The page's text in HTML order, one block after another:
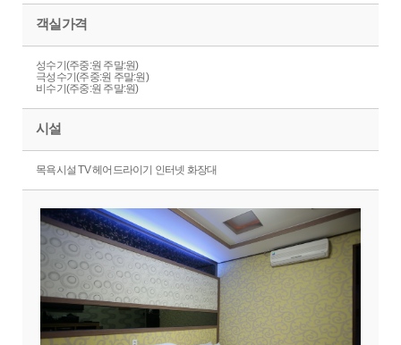
객실가격
성수기(주중:원 주말:원)
극성수기(주중:원 주말:원)
비수기(주중:원 주말:원)
시설
목욕시설 TV 헤어드라이기 인터넷 화장대